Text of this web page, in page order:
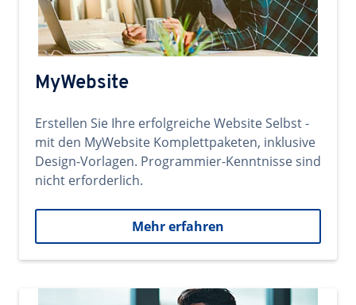
MyWebsite
Erstellen Sie Ihre erfolgreiche Website Selbst -
mit den MyWebsite Komplettpaketen, inklusive
Design-Vorlagen. Programmier-Kenntnisse sind
nicht erforderlich.
Mehr erfahren